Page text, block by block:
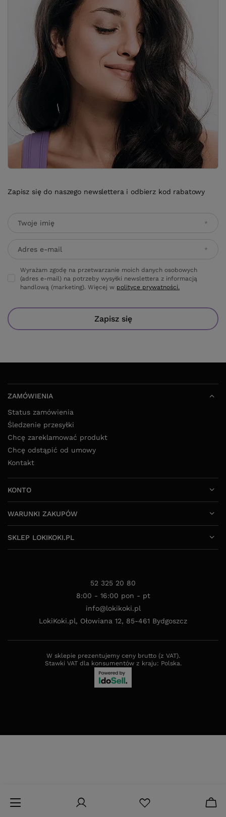
Zapisz się do naszego newslettera i odbierz kod rabatowy
Twoje imię
Adres e-mail
Wyrażam zgodę na przetwarzanie moich danych osobowych
(adres e-mail) na potrzeby wysyłki newslettera z informacją
handlową (marketing). Więcej w polityce prywatności.
Zapisz się
ZAMÓWIENIA
Status zamówienia
Śledzenie przesyłki
Chcę zareklamować produkt
Chcę odstąpić od umowy
Kontakt
KONTO
WARUNKI ZAKUPÓW
SKLEP LOKIKOKI.PL
52 325 20 80
8:00 - 16:00 pon - pt
info@lokikoki.pl
LokiKoki.pl, Ołowiana 12, 85-461 Bydgoszcz
W sklepie prezentujemy ceny brutto (z VAT).
Stawki VAT dla konsumentów z kraju: Polska.